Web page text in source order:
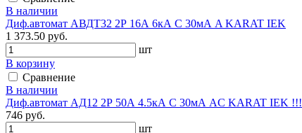
В наличии
Диф.автомат АВДТ32 2Р 16А 6кА С 30мА A KARAT IEK
1 373.50 руб.
шт
В корзину
Сравнение
В наличии
Диф.автомат АД12 2Р 50А 4.5кА C 30мА AC KARAT IEK !!!
746 руб.
шт